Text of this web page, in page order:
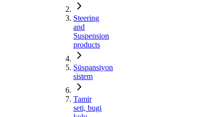
Steering
and
Suspension
products
Süspansiyon
sistem
Tamir
seti, bugi